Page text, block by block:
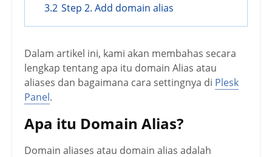
3.2 Step 2. Add domain alias
Dalam artikel ini, kami akan membahas secara
lengkap tentang apa itu domain Alias atau
aliases dan bagaimana cara settingnya di Plesk
Panel.
Apa itu Domain Alias?
Domain aliases atau domain alias adalah